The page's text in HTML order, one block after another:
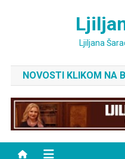
Ljiljana
NOVOSTI KLIKOM NA